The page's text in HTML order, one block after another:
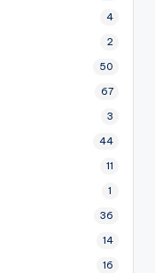
4
2
50
67
3
44
11
1
36
14
16